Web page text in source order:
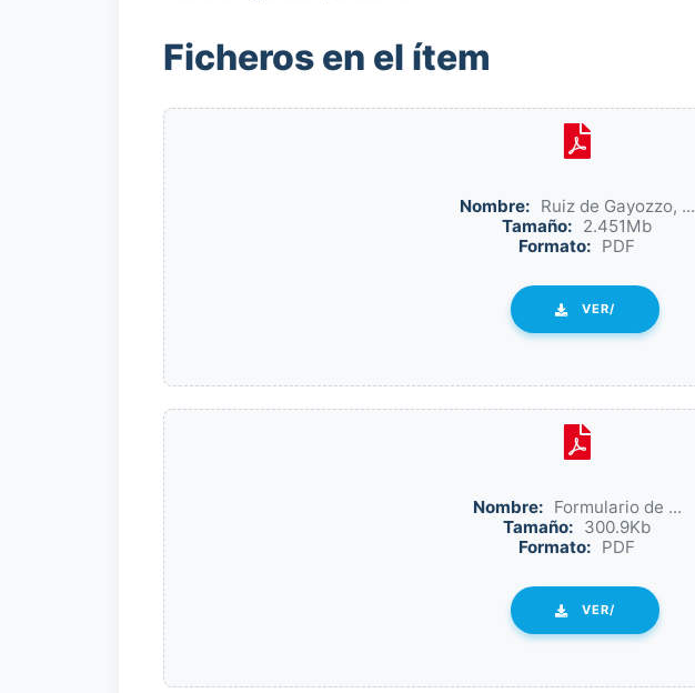
Ficheros en el ítem
Nombre: Ruiz de Gayozzo, ...
Tamaño: 2.451Mb
Formato: PDF
VER/
Nombre: Formulario de ...
Tamaño: 300.9Kb
Formato: PDF
VER/